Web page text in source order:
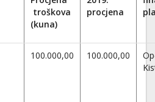
troškova
(kuna)
procjena
100.000,00 100.000,00